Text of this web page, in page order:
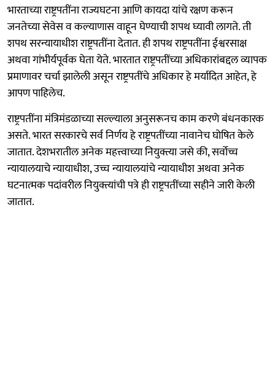
भारताच्या राष्ट्रपतींना राज्यघटना आणि कायदा यांचे रक्षण करून
जनतेच्या सेवेस व कल्याणास वाहून घेण्याची शपथ घ्यावी लागते. ती
शपथ सरन्यायाधीश राष्ट्रपतींना देतात. ही शपथ राष्ट्रपतींना ईश्वरसाक्ष
अथवा गांभीर्यपूर्वक घेता येते. भारतात राष्ट्रपतींच्या अधिकारांबद्दल व्यापक
प्रमाणावर चर्चा झालेली असून राष्ट्रपतींचे अधिकार हे मर्यादित आहेत, हे
आपण पाहिलेच.
राष्ट्रपतींना मंत्रिमंडळाच्या सल्ल्याला अनुसरूनच काम करणे बंधनकारक
असते. भारत सरकारचे सर्व निर्णय हे राष्ट्रपतींच्या नावानेच घोषित केले
जातात. देशभरातील अनेक महत्त्वाच्या नियुक्त्या जसे की, सर्वोच्च
न्यायालयाचे न्यायाधीश, उच्च न्यायालयांचे न्यायाधीश अथवा अनेक
घटनात्मक पदांवरील नियुक्त्यांची पत्रे ही राष्ट्रपतींच्या सहीने जारी केली
जातात.